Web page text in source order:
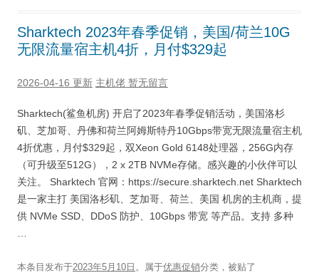
Sharktech 2023年春季促销，美国/荷兰10G
无限流量宿主机4折，月付$329起
2026-04-16 更新 主机佬 暂无留言
Sharktech(鲨鱼机房) 开启了2023年春季促销活动，美国洛杉
矶、芝加哥、丹佛和荷兰阿姆斯特丹10Gbps带宽无限流量宿主机
4折优惠，月付$329起，双Xeon Gold 6148处理器，256G内存
（可升级至512G），2 x 2TB NVMe存储。感兴趣的小伙伴可以
关注。 Sharktech 官网：https://secure.sharktech.net Sharktech
是一家主打 美国洛杉矶、芝加哥、荷兰、美国 机房的主机商，提
供 NVMe SSD、DDoS 防护、10Gbps 带宽 等产品。支持 多种
本条目发布于2023年5月10日 。属于优惠促销分类，被贴了